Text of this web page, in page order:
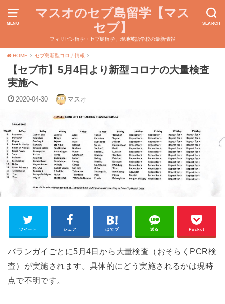
MENU SEARCH
マスオのセブ島留学【マス
セブ】
フィリピン留学・セブ島留学、現地英語学校の最新情報
HOME セブ島新型コロナ情報
【セブ市】5月4日より新型コロナの大量検査
実施へ
2020-04-30 マスオ
ツイート シェア はてブ 送る Pocket
バランガイごとに5月4日から大量検査（おそらくPCR検
査）が実施されます。具体的にどう実施されるかは現時
点で不明です。